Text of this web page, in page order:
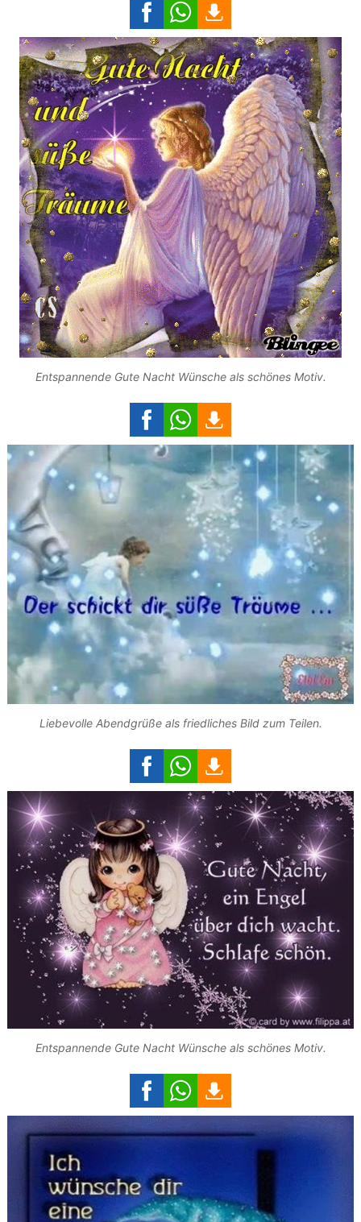
Entspannende Gute Nacht Wünsche als schönes Motiv.
Liebevolle Abendgrüße als friedliches Bild zum Teilen.
Entspannende Gute Nacht Wünsche als schönes Motiv.